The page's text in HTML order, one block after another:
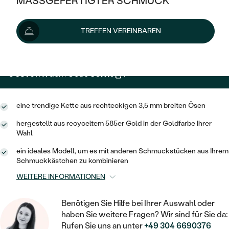
KLASSISCH
MEMOIRE
V-FORM
VINTAGE
AUSSERGEWÖHNLICHE
GEHÄMMERTE
VON HAND GRAVIERTE
MIT MEHREREN DIAMANTEN
HALO
VINTAGE
AUSSERGEWÖHNLICH
DIAMANTEN ZUM EINFASSEN
AUSVERKAUF
WENN SCHMUCK HILFT
NACH TYP
RINGE
ANHÄNGER / KETTEN
ARMBÄNDER
SCHMUCKSET
HERRENSCHMUCK
PLATIN
OHRSTECKER
CREOLEN
MINIMALISTISCHE
OHRHÄNGER
HERZ
GOLD
SILBER
SOLITÄR
ZUR GEBURT EINES KINDES
PERSONALISIERT
MINIMALISTISCH
AUSVERKAUF
GOLD
SILBER
PLATIN
NACH STYL
MEMOIRE
MINIMALISTISCHE
TREFFEN VEREINBAREN
4 090 €
Wir liefern den Schmuck innerhalb von 3 - 4 Wochen.
Lieferoptionen
3 681 €mit dem CodeSUN10 .
eine trendige Kette aus rechteckigen 3,5 mm breiten Ösen
hergestellt aus recyceltem 585er Gold in der Goldfarbe Ihrer
Wahl
ein ideales Modell, um es mit anderen Schmuckstücken aus Ihrem
Schmuckkästchen zu kombinieren
WEITERE INFORMATIONEN
Benötigen Sie Hilfe bei Ihrer Auswahl oder
haben Sie weitere Fragen? Wir sind für Sie da:
Rufen Sie uns an unter+49 304 6690376